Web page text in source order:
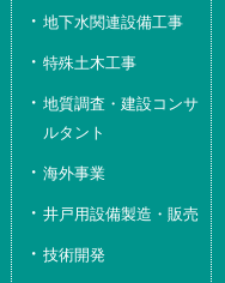
地下水関連設備工事
特殊土木工事
地質調査・建設コンサ
ルタント
海外事業
井戸用設備製造・販売
技術開発